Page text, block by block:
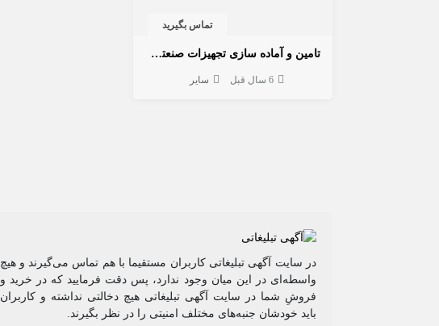
تماس بگیرید
تامین و آماده سازی تجهیزات صنعتی مشتمل بر صنایع نفت،گاز و پتروشیمی
6 سال قبل سایر
در سایت آگهی تبلیغاتی کاربران مستقیما با هم تماس می‌گیرند و هیچ
واسطه‌ای در این میان وجود ندارد، پس دقت فرمایید که در خرید و
فروشِ شما در سایت آگهی تبلیغاتی هیچ دخالتی نداشته و کاربران
باید خودشان جنبه‌های مختلف امنیتی را در نظر بگیرند.